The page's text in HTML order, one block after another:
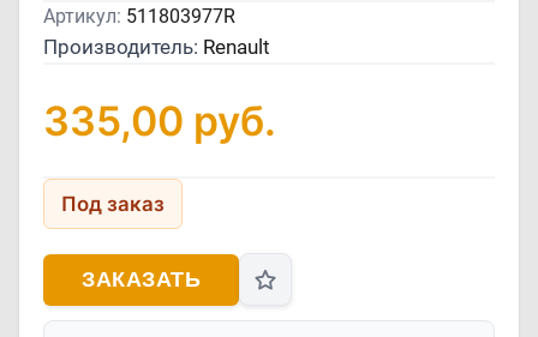
Артикул: 511803977R
Производитель: Renault
335,00 руб.
Под заказ
ЗАКАЗАТЬ